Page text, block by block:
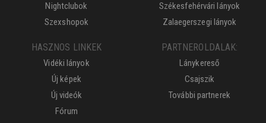
Nightclubok
Szexshopok
Székesfehérvári lányok
Zalaegerszegi lányok
HASZNOS LINKEK
Vidéki lányok
Új képek
Új videók
Fórum
PARTNEROLDALAK:
Lánykereső
Csajszik
További partnerek